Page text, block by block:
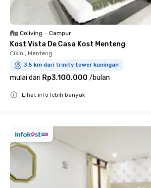
Coliving • Campur
Kost Vista De Casa Kost Menteng
Cikini, Menteng
3.5 km dari trinity tower kuningan
mulai dari Rp3.100.000 /bulan
Lihat info lebih banyak